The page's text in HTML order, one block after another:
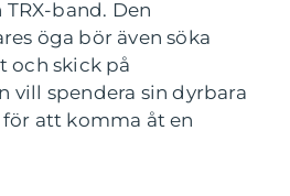
band. Den
öga bör även söka
och skick på
vill spendera sin dyrbara
att komma åt en